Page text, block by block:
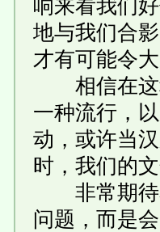
响来看我们
地与我们合
才有可能令
相信在这
一种流行，
动，或许当
时，我们的
非常期待
问题，而是